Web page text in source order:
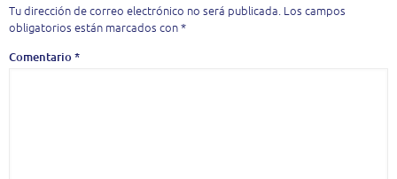
Tu dirección de correo electrónico no será publicada. Los campos
obligatorios están marcados con*
Comentario*